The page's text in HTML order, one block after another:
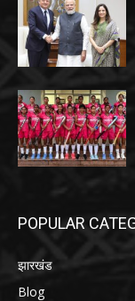
POPULAR
झारखंड
Blog